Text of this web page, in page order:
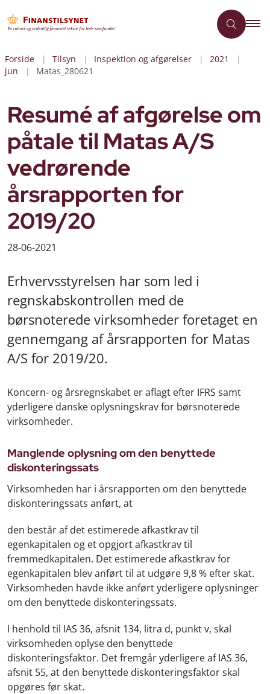
Forside Tilsyn Inspektion og afgørelser
2021
jun
Matas_280621
Resumé af afgørelse om
påtale til Matas A/S
vedrørende
årsrapporten for
2019/20
28-06-2021
Erhvervsstyrelsen har som led i
regnskabskontrollen med de
børsnoterede virksomheder foretaget en
gennemgang af årsrapporten for Matas
A/S for 2019/20.
Koncern- og årsregnskabet er aflagt efter IFRS samt
yderligere danske oplysningskrav for børsnoterede
virksomheder.
Manglende oplysning om den benyttede
diskonteringssats
Virksomheden har i årsrapporten om den benyttede
diskonteringssats anført, at
den består af det estimerede afkastkrav til
egenkapitalen og et opgjort afkastkrav til
fremmedkapitalen. Det estimerede afkastkrav for
egenkapitalen blev anført til at udgøre 9,8 % efter skat.
Virksomheden havde ikke anført yderligere oplysninger
om den benyttede diskonteringssats.
I henhold til IAS 36, afsnit 134, litra d, punkt v, skal
virksomheden oplyse den benyttede
diskonteringsfaktor. Det fremgår yderligere af IAS 36,
afsnit 55, at den benyttede diskonteringsfaktor skal
opgøres før skat.